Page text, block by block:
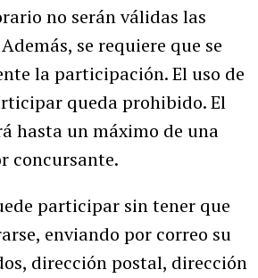
no serán válidas las
se requiere que se
la participación. El uso de
queda prohibido. El
hasta un máximo de una
concursante.
participar sin tener que
enviando por correo su
dirección postal, dirección